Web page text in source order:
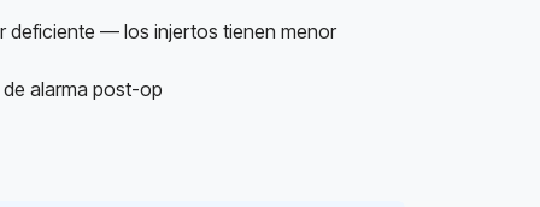
deficiente — los injertos tienen menor
alarma post-op